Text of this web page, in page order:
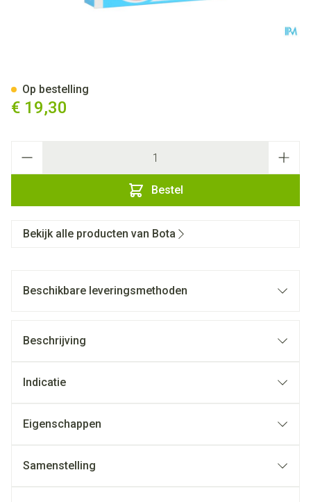
€ 19,30
Bestel
Op bestelling
Bekijk alle producten van Bota
Beschikbare leveringsmethoden
Beschrijving
Indicatie
Eigenschappen
Samenstelling